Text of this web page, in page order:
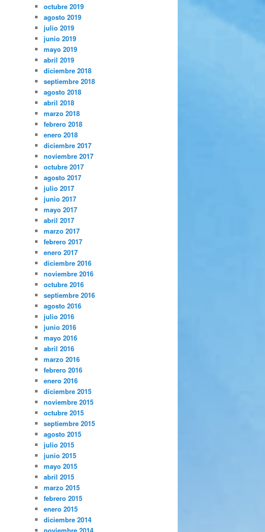
octubre 2019
agosto 2019
julio 2019
junio 2019
mayo 2019
abril 2019
diciembre 2018
septiembre 2018
agosto 2018
abril 2018
marzo 2018
febrero 2018
enero 2018
diciembre 2017
noviembre 2017
octubre 2017
agosto 2017
julio 2017
junio 2017
mayo 2017
abril 2017
marzo 2017
febrero 2017
enero 2017
diciembre 2016
noviembre 2016
octubre 2016
septiembre 2016
agosto 2016
julio 2016
junio 2016
mayo 2016
abril 2016
marzo 2016
febrero 2016
enero 2016
diciembre 2015
noviembre 2015
octubre 2015
septiembre 2015
agosto 2015
julio 2015
junio 2015
mayo 2015
abril 2015
marzo 2015
febrero 2015
enero 2015
diciembre 2014